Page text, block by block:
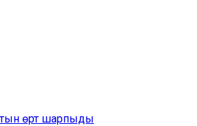
өрт шарпыды